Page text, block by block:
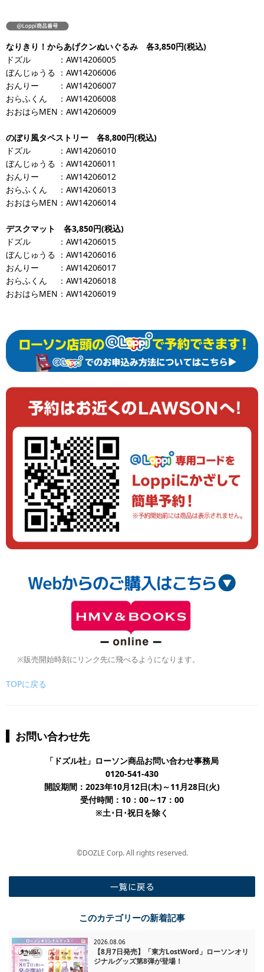
なりきり！からあげクンぬいぐるみ 各3,850円(税込)
ドズル
ぼんじゅうる
おんりー
おらふくん
おおはらMEN
：AW14206005
：AW14206006
：AW14206007
：AW14206008
：AW14206009
のぼり風タペストリー 各8,800円(税込)
ドズル
ぼんじゅうる
おんりー
おらふくん
おおはらMEN
：AW14206010
：AW14206011
：AW14206012
：AW14206013
：AW14206014
デスクマット 各3,850円(税込)
ドズル
ぼんじゅうる
おんりー
おらふくん
おおはらMEN
：AW14206015
：AW14206016
：AW14206017
：AW14206018
：AW14206019
※販売開始時刻にリンク先に飛べるようになります。
TOPに戻る
お問い合わせ先
「ドズル社」ローソン商品お問い合わせ事務局
0120-541-430
開設期間：2023年10月12日(木)～11月28日(火)
受付時間：10：00～17：00
※土･日･祝日を除く
©DOZLE Corp. All rights reserved.
このカテゴリーの新着記事
2026.08.06
【8月7日発売】「東方LostWord」ローソンオリ
ジナルグッズ第8弾が登場！